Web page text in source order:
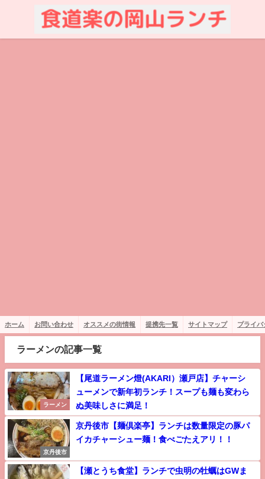
ホーム お問い合わせ オススメの街情報 提携先一覧 サイトマップ プライ
ラーメンの記事一覧
ラーメン
【尾道ラーメン燈(AKARI）瀬戸店】チャーシ
ューメンで新年初ランチ！スープも麺も変わら
ぬ美味しさに満足！
京丹後市
京丹後市【麺倶楽亭】ランチは数量限定の豚パ
イカチャーシュー麺！食べごたえアリ！！
【瀬とうち食堂】ランチで虫明の牡蠣はGWま